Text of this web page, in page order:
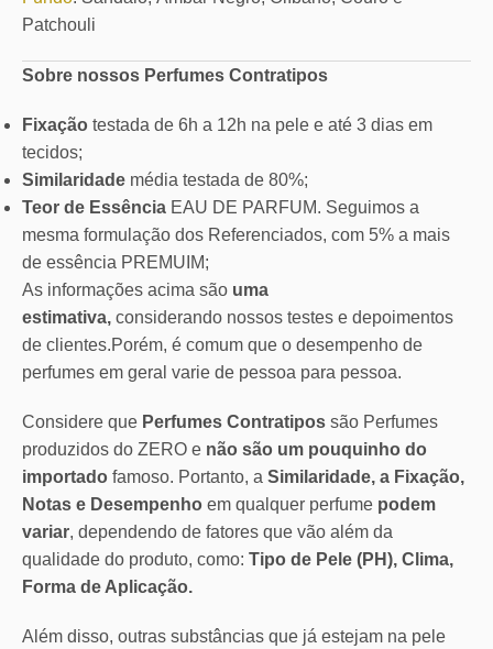
Patchouli
Sobre nossos Perfumes Contratipos
Fixação testada de 6h a 12h na pele e até 3 dias em
tecidos;
Similaridade média testada de 80%;
Teor de Essência EAU DE PARFUM. Seguimos a
mesma formulação dos Referenciados, com 5% a mais
de essência PREMUIM;
As informações acima são uma
estimativa, considerando nossos testes e depoimentos
de clientes.Porém, é comum que o desempenho de
perfumes em geral varie de pessoa para pessoa.
Considere que Perfumes Contratipos são Perfumes
produzidos do ZERO e não são um pouquinho do
importado famoso. Portanto, a Similaridade, a Fixação,
Notas e Desempenho em qualquer perfume podem
variar, dependendo de fatores que vão além da
qualidade do produto, como: Tipo de Pele (PH), Clima,
Forma de Aplicação.
Além disso, outras substâncias que já estejam na pele